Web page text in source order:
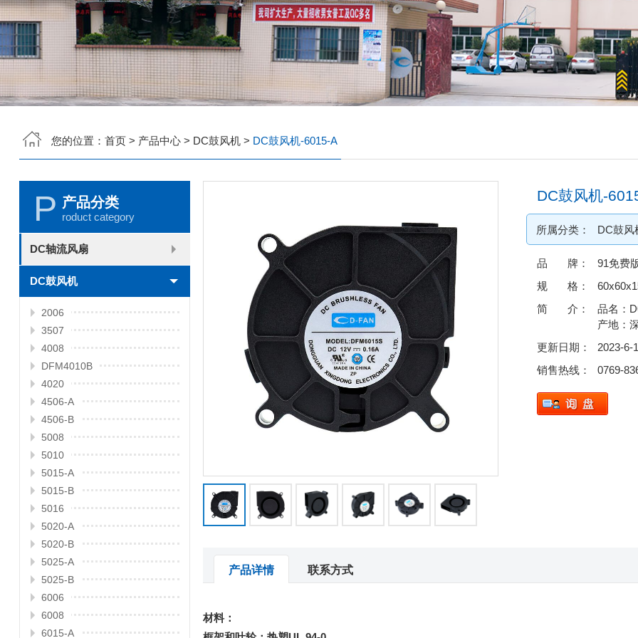
您的位置： 首页> 产品中心> DC鼓风机> DC鼓风机-6015-A
P 产品分类
roduct category
DC轴流风扇
2006
2010
2507
2510
3006
3007
3010
3510
4007
4010-B
4015
4020
4028
4510
5010
5015
5020
5025
6010
6015
6020
6025
6038
7010
7015
7025
8010
8015
8025-A
8025-B
8038
9025-B
8020
9238
1225-A
1225-B
1232
1238-A
1238-B
1425
1751
20060
DC鼓风机
2006
3507
4008
DFM4010B
4020
4506-A
4506-B
5008
5010
5015-A
5015-B
5016
5020-A
5020-B
5025-A
5025-B
6006
6008
6015-A
DC鼓风机-
所属分类： DC鼓风
品 牌：
91免费
规 格：
简 介：
品名
产地：
更新日期：
2023-6-1
销售热线：
0769-
产品详情 联系方式
材料：